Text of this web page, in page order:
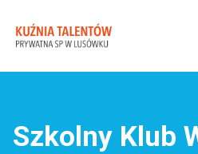
Szkolny Klub